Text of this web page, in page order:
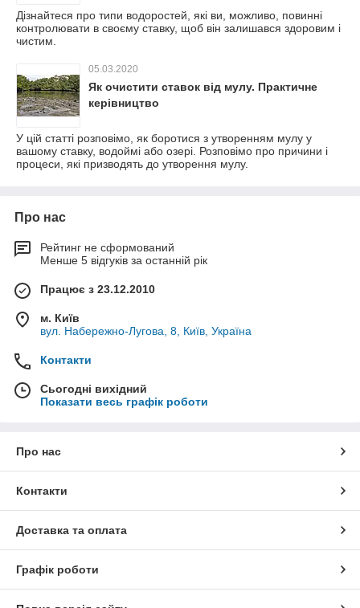
Дізнайтеся про типи водоростей, які ви, можливо, повинні
контролювати в своєму ставку, щоб він залишався здоровим і
чистим.
05.03.2020
Як очистити ставок від мулу. Практичне
керівництво
У цій статті розповімо, як боротися з утворенням мулу у
вашому ставку, водоймі або озері. Розповімо про причини і
процеси, які призводять до утворення мулу.
Про нас
Рейтинг не сформований
Менше 5 відгуків за останній рік
Працює з 23.12.2010
м. Київ
вул. Набережно-Лугова, 8, Київ, Україна
Контакти
Сьогодні вихідний
Показати весь графік роботи
Про нас
Контакти
Доставка та оплата
Графік роботи